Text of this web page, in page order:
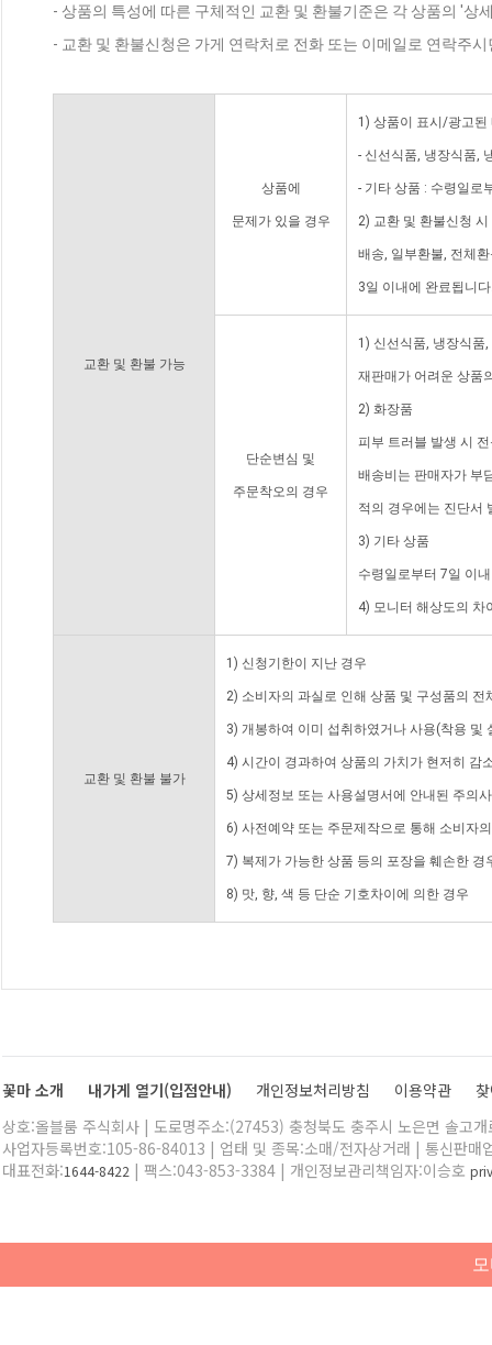
- 상품의 특성에 따른 구체적인 교환 및 환불기준은 각 상품의 '상
- 교환 및 환불신청은 가게 연락처로 전화 또는 이메일로 연락주
교환 및 환불 가능
상품에
문제가 있을 경우
1) 상품이 표시/광고된
- 신선식품, 냉장식품,
- 기타 상품 : 수령일로
2) 교환 및 환불신청
배송, 일부환불, 전체
3일 이내에 완료됩니
단순변심 및
주문착오의 경우
1) 신선식품, 냉장식품
재판매가 어려운 상품
2) 화장품
피부 트러블 발생 시
배송비는 판매자가 부
적의 경우에는 진단서
3) 기타 상품
수령일로부터 7일 이
4) 모니터 해상도의 차
교환 및 환불 불가
1) 신청기한이 지난 경우
2) 소비자의 과실로 인해 상품 및 구성품의
3) 개봉하여 이미 섭취하였거나 사용(착용 및
4) 시간이 경과하여 상품의 가치가 현저히 감
5) 상세정보 또는 사용설명서에 안내된 주의
6) 사전예약 또는 주문제작으로 통해 소비자
7) 복제가 가능한 상품 등의 포장을 훼손한 경
8) 맛, 향, 색 등 단순 기호차이에 의한 경우
꽃마 소개 내가게 열기(입점안내) 개인정보처리방침 이용약관
상호:올블룸 주식회사 | 도로명주소:(27453) 충청북도 충주시 노은면 솔고
사업자등록번호:105-86-84013 | 업태 및 종목:소매/전자상거래 | 통신판매
대표전화:1644-8422 | 팩스:043-853-3384 | 개인정보관리책임자:이승호